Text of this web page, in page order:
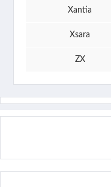
Xantia
Xsara
ZX